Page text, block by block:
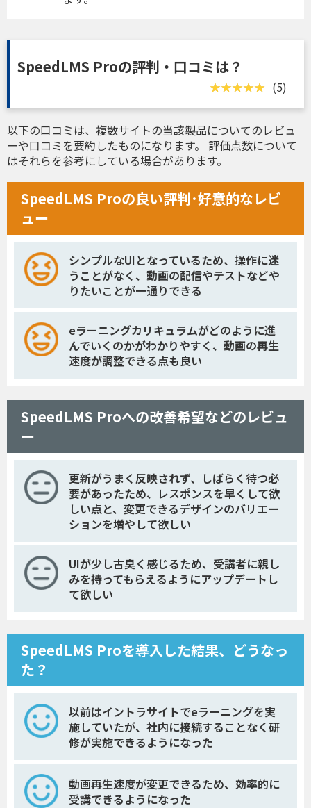
SpeedLMS Proの評判・口コミは？
(5)
以下の口コミは、複数サイトの当該製品についてのレビュ
ーや口コミを要約したものになります。 評価点数について
はそれらを参考にしている場合があります。
SpeedLMS Proの良い評判･好意的なレビ
ュー
シンプルなUIとなっているため、操作に迷
うことがなく、動画の配信やテストなどや
りたいことが一通りできる
eラーニングカリキュラムがどのように進
んでいくのかがわかりやすく、動画の再生
速度が調整できる点も良い
SpeedLMS Proへの改善希望などのレビュ
ー
更新がうまく反映されず、しばらく待つ必
要があったため、レスポンスを早くして欲
しい点と、変更できるデザインのバリエー
ションを増やして欲しい
UIが少し古臭く感じるため、受講者に親し
みを持ってもらえるようにアップデートし
て欲しい
SpeedLMS Proを導入した結果、どうなっ
た？
以前はイントラサイトでeラーニングを実
施していたが、社内に接続することなく研
修が実施できるようになった
動画再生速度が変更できるため、効率的に
受講できるようになった